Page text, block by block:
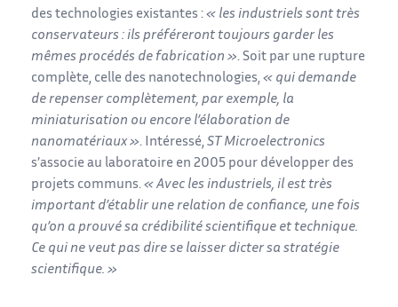
des technologies existantes : « les industriels sont très
conservateurs : ils préféreront toujours garder les
mêmes procédés de fabrication ». Soit par une rupture
complète, celle des nanotechnologies, « qui demande
de repenser complètement, par exemple, la
miniaturisation ou encore l’élaboration de
nanomatériaux ». Intéressé, ST Microelectronics
s’associe au laboratoire en 2005 pour développer des
projets communs. « Avec les industriels, il est très
important d’établir une relation de confiance, une fois
qu’on a prouvé sa crédibilité scientifique et technique.
Ce qui ne veut pas dire se laisser dicter sa stratégie
scientifique. »